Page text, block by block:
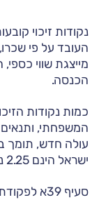
נקודות זיכוי
העובד על פי
מייצגת שווי
הכנסה.
כמות נקודות
המשפחתי, ותנאים
עולה חדש, תומך
ישראל הינם 2.25 נקודות.